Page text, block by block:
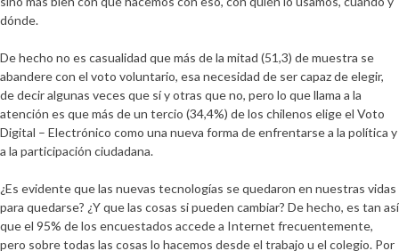
dónde.
De hecho no es casualidad que más de la mitad (51,3) de muestra se
abandere con el voto voluntario, esa necesidad de ser capaz de elegir,
de decir algunas veces que sí y otras que no, pero lo que llama a la
atención es que más de un tercio (34,4%) de los chilenos elige el Voto
Digital – Electrónico como una nueva forma de enfrentarse a la política y
a la participación ciudadana.
¿Es evidente que las nuevas tecnologías se quedaron en nuestras vidas
para quedarse? ¿Y que las cosas si pueden cambiar? De hecho, es tan así
que el 95% de los encuestados accede a Internet frecuentemente,
pero sobre todas las cosas lo hacemos desde el trabajo u el colegio. Por